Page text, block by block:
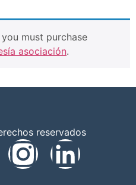
must purchase
asociación.
reservados